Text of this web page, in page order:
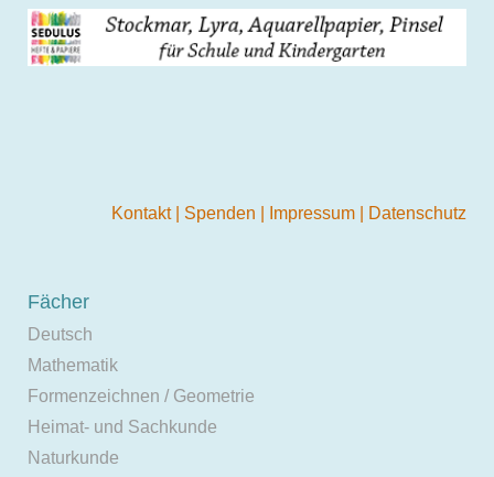
Kontakt Spenden Impressum Datenschutz
Fächer
Deutsch
Mathematik
Formenzeichnen / Geometrie
Heimat- und Sachkunde
Naturkunde